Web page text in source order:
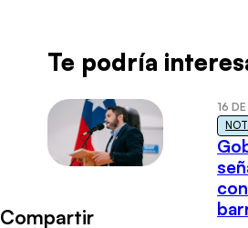
Compartir
Te podría
16